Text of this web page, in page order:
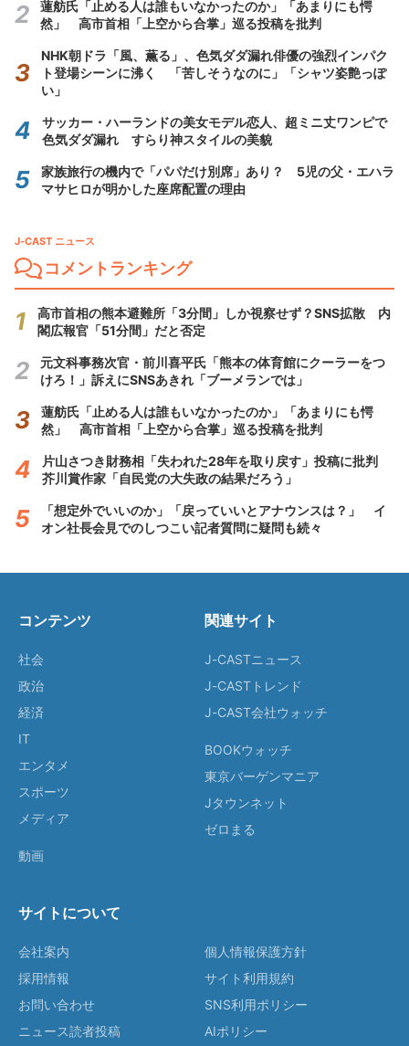
蓮舫氏「止める人は誰もいなかったのか」「あまりにも愕
然」 高市首相「上空から合掌」巡る投稿を批判
NHK朝ドラ「風、薫る」、色気ダダ漏れ俳優の強烈インパク
ト登場シーンに沸く 「苦しそうなのに」「シャツ姿艶っぽ
い」
サッカー・ハーランドの美女モデル恋人、超ミニ丈ワンピで
色気ダダ漏れ すらり神スタイルの美貌
家族旅行の機内で「パパだけ別席」あり？ 5児の父・エハラ
マサヒロが明かした座席配置の理由
J-CAST ニュース
コメントランキング
高市首相の熊本避難所「3分間」しか視察せず？SNS拡散 内
閣広報官「51分間」だと否定
元文科事務次官・前川喜平氏「熊本の体育館にクーラーをつ
けろ！」訴えにSNSあきれ「ブーメランでは」
蓮舫氏「止める人は誰もいなかったのか」「あまりにも愕
然」 高市首相「上空から合掌」巡る投稿を批判
片山さつき財務相「失われた28年を取り戻す」投稿に批判
芥川賞作家「自民党の大失政の結果だろう」
「想定外でいいのか」「戻っていいとアナウンスは？」 イ
オン社長会見でのしつこい記者質問に疑問も続々
コンテンツ
社会
政治
経済
IT
エンタメ
スポーツ
メディア
動画
関連サイト
J-CASTニュース
J-CASTトレンド
J-CAST会社ウォッチ
BOOKウォッチ
東京バーゲンマニア
Jタウンネット
ゼロまる
サイトについて
会社案内
採用情報
お問い合わせ
ニュース読者投稿
個人情報保護方針
サイト利用規約
SNS利用ポリシー
AIポリシー